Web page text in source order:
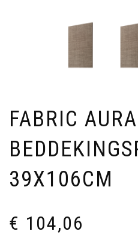
FABRIC AURA
39X106CM
€ 104,06